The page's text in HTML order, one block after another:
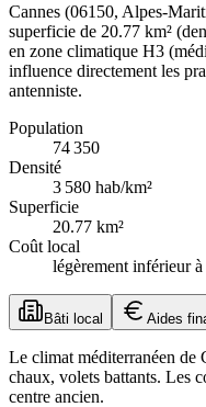
Cannes (06150, Alpes-
superficie de 20.77 km²
en zone climatique H3
influence directement les
antenniste.
Population
74 350
Densité
3 580 hab/km²
Superficie
20.77 km²
Coût local
légèrement inférieur
Bâti local Aides
Le climat méditerranéen de
chaux, volets battants. Les
centre ancien.